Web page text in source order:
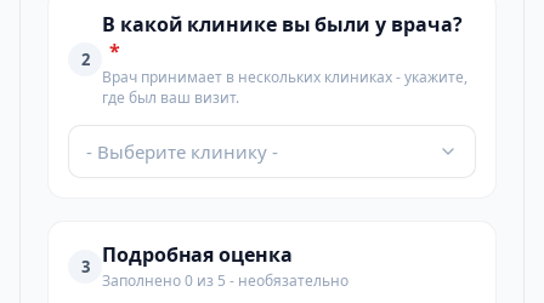
2
В какой клинике вы были у врача?
*
Врач принимает в нескольких клиниках - укажите,
где был ваш визит.
- Выберите клинику -
3 Подробная оценка
Заполнено 0 из 5 - необязательно